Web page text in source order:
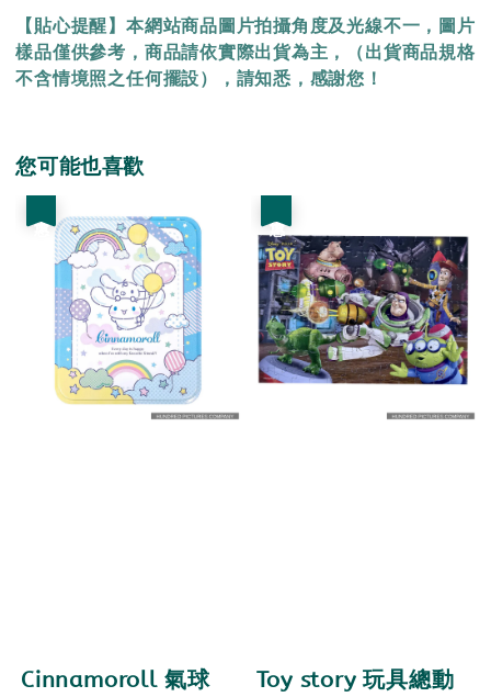
【貼心提醒】本網站商品圖片拍攝角度及光線不一，圖片
樣品僅供參考，商品請依實際出貨為主，（出貨商品規格
不含情境照之任何擺設），請知悉，感謝您！
您可能也喜歡
Cinnamoroll 氣球
Toy story 玩具總動